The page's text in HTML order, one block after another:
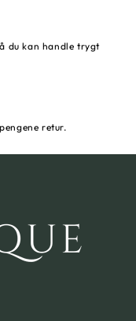
du kan handle trygt
retur.